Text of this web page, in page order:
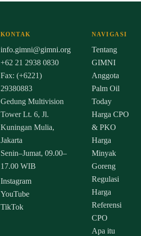
KONTAK
info.gimni@gimni.org
+62 21 2938 0830
Fax: (+6221)
29380883
Gedung Multivision
Tower Lt. 6, Jl.
Kuningan Mulia,
Jakarta
Senin–Jumat, 09.00–
17.00 WIB
Instagram
YouTube
TikTok
NAVIGASI
Tentang
GIMNI
Anggota
Palm Oil
Today
Harga CPO
& PKO
Harga
Minyak
Goreng
Regulasi
Harga
Referensi
CPO
Apa itu